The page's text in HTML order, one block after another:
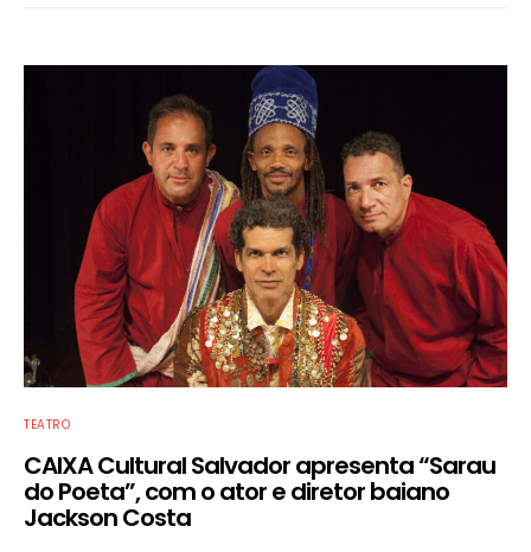
TEATRO
CAIXA Cultural Salvador apresenta “Sarau
do Poeta”, com o ator e diretor baiano
Jackson Costa